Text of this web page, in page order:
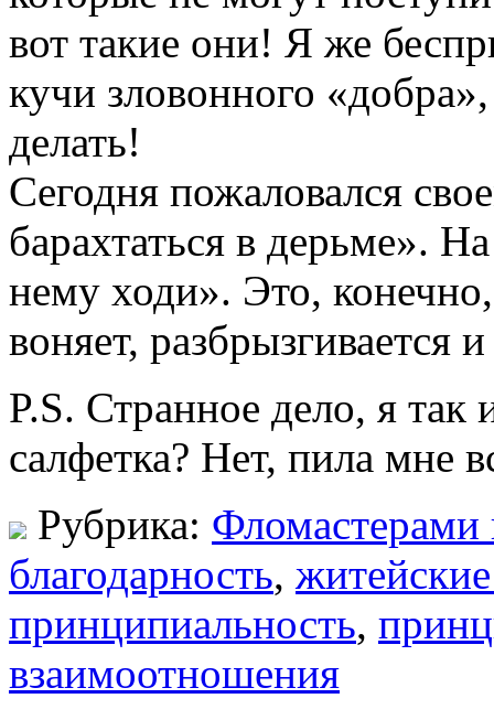
вот такие они! Я же
кучи зловонного
делать!
Сегодня пожаловался
барахтаться в дерьме».
нему ходи». Это,
воняет, разбрызгивается
P.S. Странное дело, я
салфетка? Нет, пила мне
Рубрика:
благодарность,
принципиальность,
взаимоотношения